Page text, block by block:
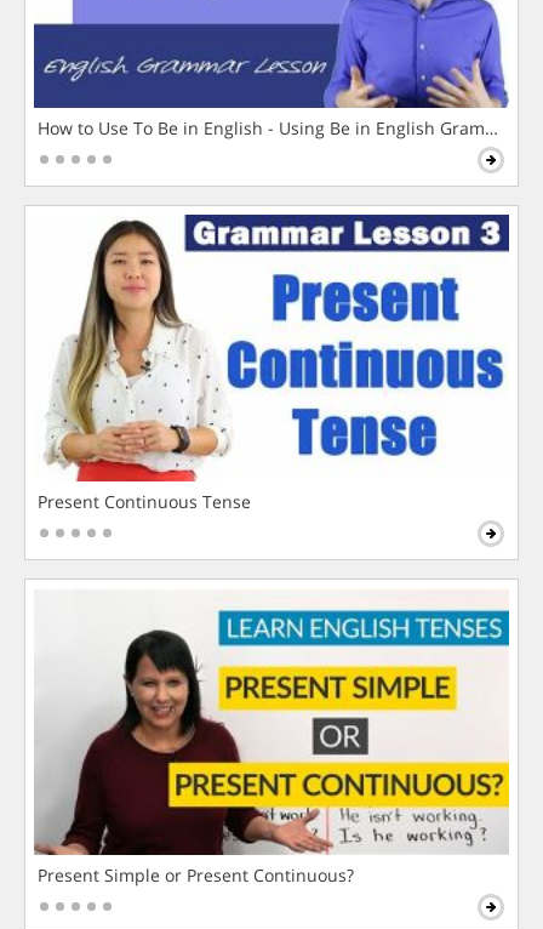
How to Use To Be in English - Using Be in English Grammar
Present Continuous Tense
Present Simple or Present Continuous?